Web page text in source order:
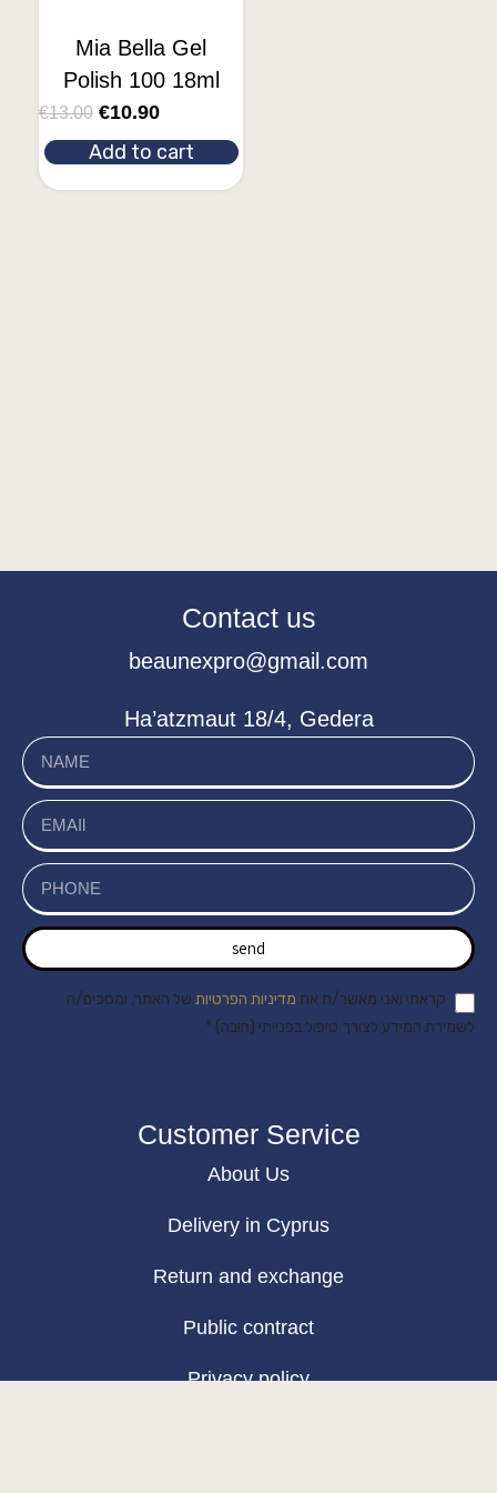
Mia Bella Gel
Polish 100 18ml
€13.00 €10.90
Add to cart
Contact us
beaunexpro@gmail.com
Ha’atzmaut 18/4, Gedera
send
קראתי ואני מאשר/ת את מדיניות הפרטיות של האתר, ומסכים/ה
לשמירת המידע לצורך טיפול בפנייתי (חובה) *
Customer Service
About Us
Delivery in Cyprus
Return and exchange
Public contract
Privacy policy